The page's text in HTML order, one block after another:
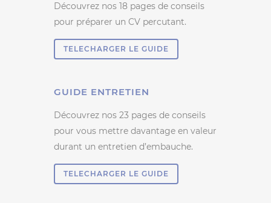
Découvrez nos 18 pages de conseils
pour préparer un CV percutant.
TELECHARGER LE GUIDE
GUIDE ENTRETIEN
Découvrez nos 23 pages de conseils
pour vous mettre davantage en valeur
durant un entretien d’embauche.
TELECHARGER LE GUIDE